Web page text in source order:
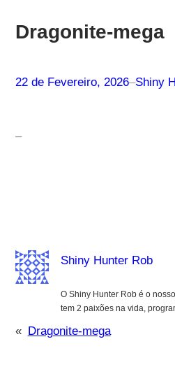
Dragonite-mega
22 de Fevereiro, 2026–Shiny
–
Shiny Hunter Rob
O Shiny Hunter Rob é o
tem 2 paixões na vida,
« Dragonite-mega